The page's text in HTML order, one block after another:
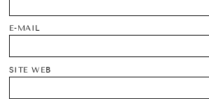
E-MAIL
SITE WEB